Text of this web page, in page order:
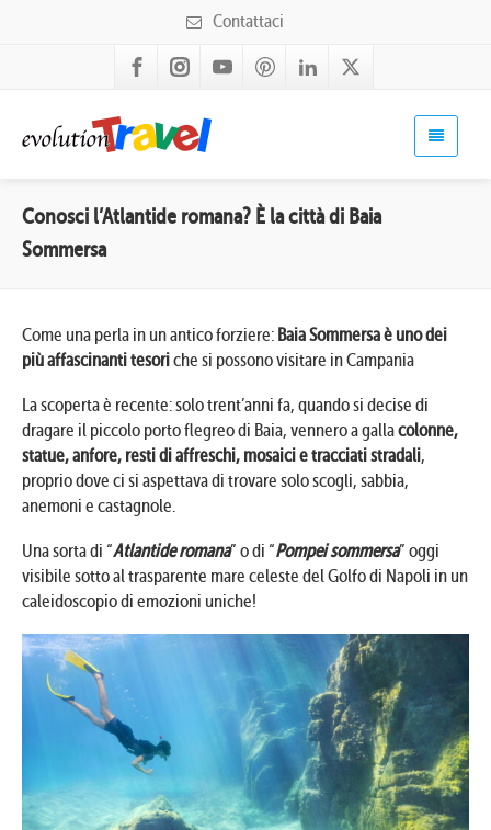
Contattaci
Conosci l’Atlantide romana? È la città di Baia
Sommersa
Come una perla in un antico forziere: Baia Sommersa è uno dei
più affascinanti tesoriche si possono visitare in Campania
La scoperta è recente: solo trent’anni fa, quando si decise di
dragare il piccolo porto flegreo di Baia, vennero a gallacolonne,
statue, anfore, resti di affreschi, mosaici e tracciati stradali,
proprio dove ci si aspettava di trovare solo scogli, sabbia,
anemoni e castagnole.
Una sorta di “Atlantide romana” o di “Pompei sommersa” oggi
visibile sotto al trasparente mare celeste del Golfo di Napoli in un
caleidoscopio di emozioni uniche!